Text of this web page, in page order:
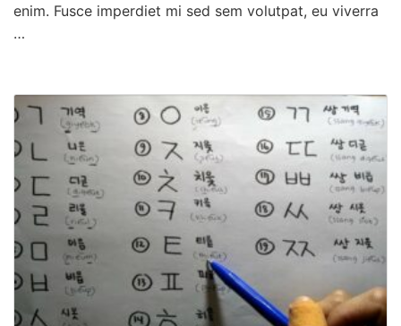
enim. Fusce imperdiet mi sed sem volutpat, eu viverra
…